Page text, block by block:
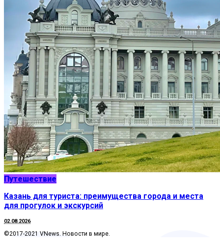
Путешествие
Казань для туриста: преимущества города и места
для прогулок и экскурсий
02.08.2026
©2017-2021 VNews. Новости в мире.